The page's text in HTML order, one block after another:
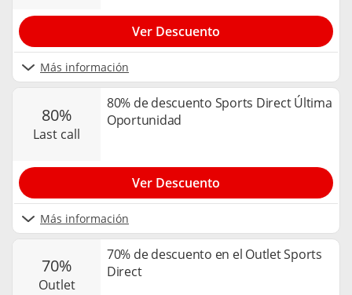
Más información
Ver Descuento
80%
last call
80% de descuento Sports Direct Última
Oportunidad
Más información
Ver Descuento
70%
outlet
70% de descuento en el Outlet Sports
Direct